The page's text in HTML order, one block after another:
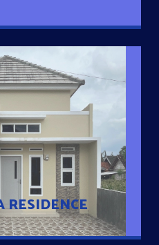
RESIDENCE
System, terdapat taman
jalan nasional serta dekat